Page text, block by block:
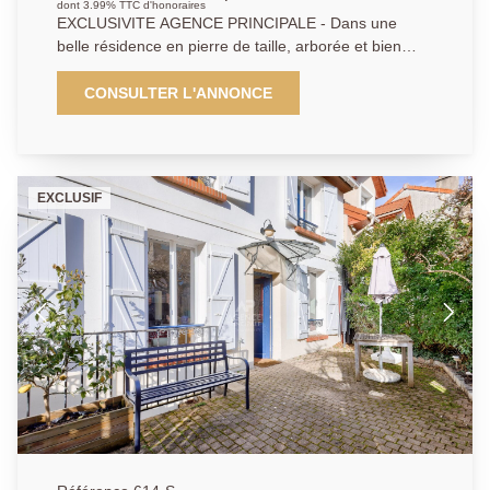
dont 3.99% TTC d'honoraires
EXCLUSIVITE AGENCE PRINCIPALE - Dans une
belle résidence en pierre de taille, arborée et bien
entretenue, très recherchée pour sa proximité avec la
gare et les écoles, vaste appartement familial calme
et lumineux. Il propose un double séjour exposé Sud,
d'aménagement et d'agencement. Un box et une cave
viennent compléter cet ensemble.
CONSULTER L'ANNONCE
EXCLUSIF